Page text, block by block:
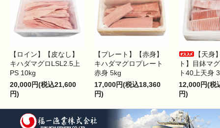
【ロイン】【皮なし】
キハダマグロLSL2.5上
PS 10kg
20,000円(税込21,600
円)
【プレート】【赤身】
キハダマグロプレート
赤身 5kg
17,000円(税込18,360
円)
【天身
ト】目鉢マ
ト40上天身
12,000円(税
円)